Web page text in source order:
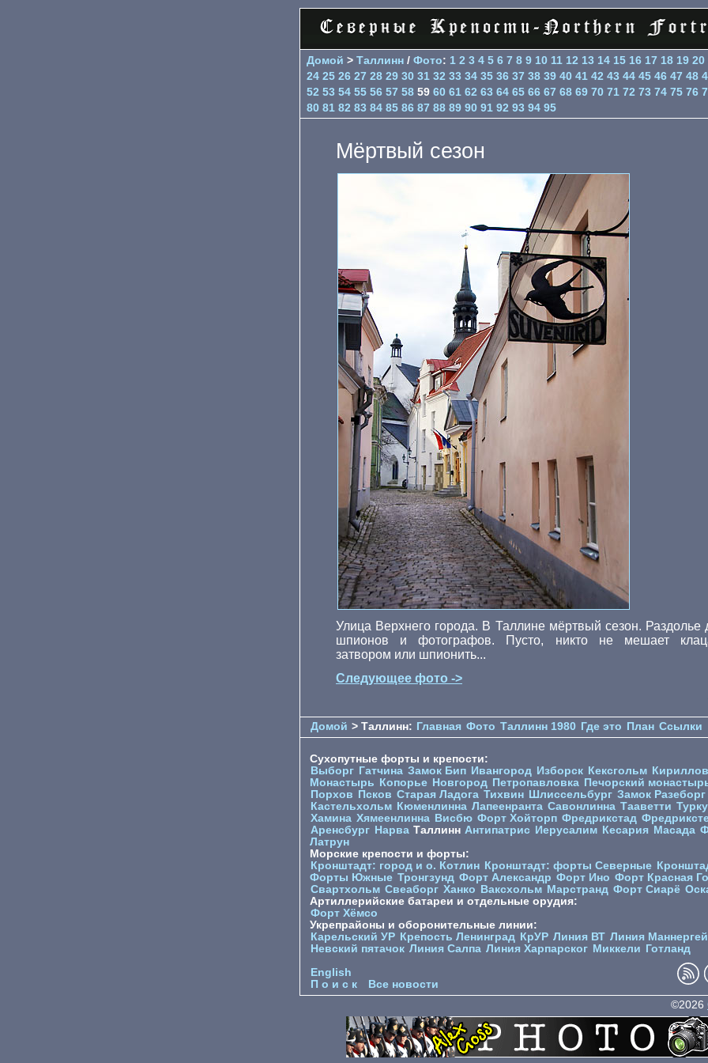
Домой > Таллинн / Фото: 1 2 3 4 5 6 7 8 9 10 11 12 13 14 15 16 17 18 19 20
24 25 26 27 28 29 30 31 32 33 34 35 36 37 38 39 40 41 42 43 44 45 46 47 48
52 53 54 55 56 57 58 59 60 61 62 63 64 65 66 67 68 69 70 71 72 73 74 75 76
80 81 82 83 84 85 86 87 88 89 90 91 92 93 94 95
Мёртвый сезон
Улица Верхнего города. В Таллине мёртвый сезон. Раздолье
шпионов и фотографов. Пусто, никто не мешает
затвором или шпионить...
Следующее фото ->
Домой > Таллинн: Главная Фото Таллинн 1980 Где это План Ссылки
Сухопутные форты и крепости:
Выборг Гатчина Замок Бип Ивангород Изборск Кексгольм
Монастырь
Копорье Новгород Петропавловка Печорcкий
Порхов
Псков Старая Ладога Тихвин Шлиссельбург Замок Разеборг
Кастельхольм Кюменлинна Лапеенранта Савонлинна Тааветти Турку
Хамина Хямеенлинна Висбю Форт Хойторп Фредрикстад
Аренсбург Нарва Таллинн Антипатрис Иерусалим Кесария Масада
Латрун
Морские крепости и форты:
Кронштадт: город и о. Котлин Кронштадт: форты Северные
Форты Южные Тронгзунд Форт Александр Форт Ино Форт Красная
Свартхольм Свеаборг Ханко Ваксхольм Марстранд Форт Сиарё
Артиллерийские батареи и отдельные орудия:
Форт Хёмсо
Укрепрайоны и оборонительные линии:
Карельский УР Крепость Ленинград КрУР Линия ВТ Линия
Невский пятачок Линия Салпа Линия Харпарског Миккели
Готланд
English
П о и с к
Все новости
©2026